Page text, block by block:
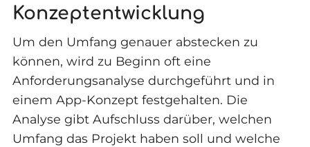
Konzeptentwicklung
Um den Umfang genauer abstecken zu
können, wird zu Beginn oft eine
Anforderungsanalyse durchgeführt und in
einem App-Konzept festgehalten. Die
Analyse gibt Aufschluss darüber, welchen
Umfang das Projekt haben soll und welche